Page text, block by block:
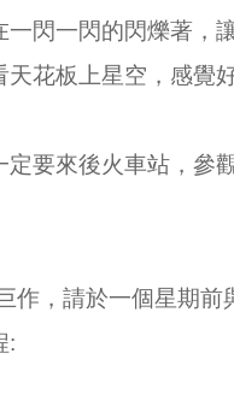
閃一閃的閃爍著，
花板上星空，感覺
要來後火車站，參
作，請於一個星期前
: